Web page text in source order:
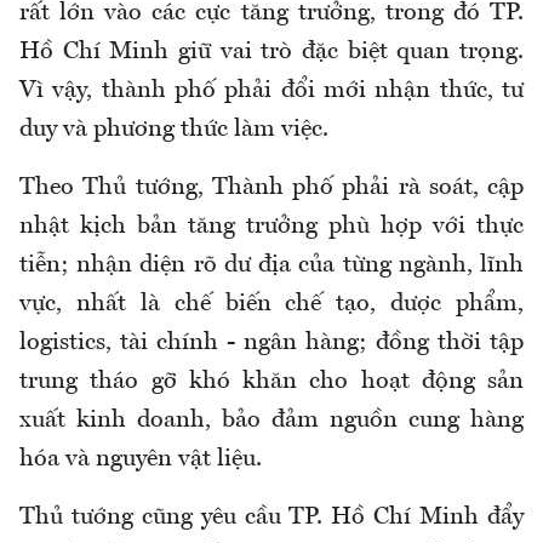
rất lớn vào các cực tăng trưởng, trong đó TP.
Hồ Chí Minh giữ vai trò đặc biệt quan trọng.
Vì vậy, thành phố phải đổi mới nhận thức, tư
duy và phương thức làm việc.
Theo Thủ tướng, Thành phố phải rà soát, cập
nhật kịch bản tăng trưởng phù hợp với thực
tiễn; nhận diện rõ dư địa của từng ngành, lĩnh
vực, nhất là chế biến chế tạo, dược phẩm,
logistics, tài chính - ngân hàng; đồng thời tập
trung tháo gỡ khó khăn cho hoạt động sản
xuất kinh doanh, bảo đảm nguồn cung hàng
hóa và nguyên vật liệu.
Thủ tướng cũng yêu cầu TP. Hồ Chí Minh đẩy